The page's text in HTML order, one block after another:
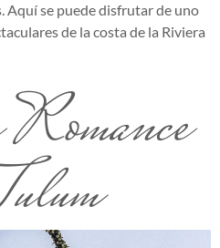
Aquí se puede disfrutar de uno
de la costa de la Riviera